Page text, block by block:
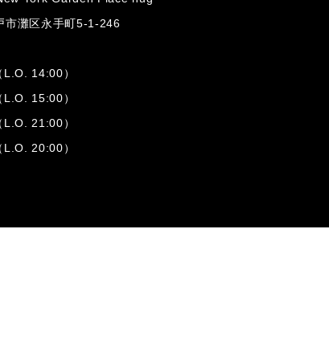
市灘区永手町5-1-246
14:00）
15:00）
21:00）
20:00）